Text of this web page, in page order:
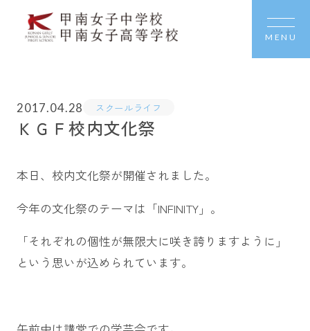
MENU
2017.04.28 スクールライフ
ＫＧＦ校内文化祭
本日、校内文化祭が開催されました。
今年の文化祭のテーマは「INFINITY」。
「それぞれの個性が無限大に咲き誇りますように」
という思いが込められています。